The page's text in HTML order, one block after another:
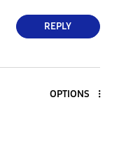
REPLY
OPTIONS